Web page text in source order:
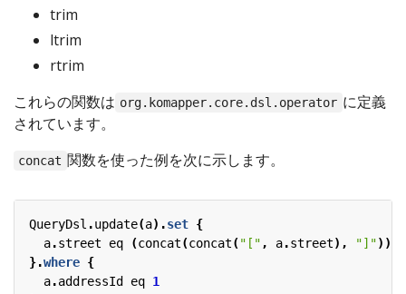
trim
ltrim
rtrim
これらの関数は org.komapper.core.dsl.operator に定義
されています。
concat 関数を使った例を次に示します。
QueryDsl .update(a).set {
a.street eq (concat(concat("[" , a.street), "]"))
}.where {
a.addressId eq 1